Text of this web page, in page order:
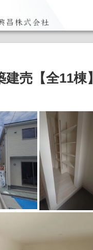
売【全11棟】